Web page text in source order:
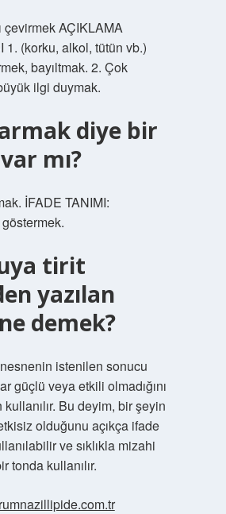
çevirmek AÇIKLAMA
1. (korku, alkol, tütün vb.)
bayıltmak. 2. Çok
ilgi duymak.
diye bir
mı?
İFADE TANIMI:
tirit
yazılan
demek?
istenilen sonucu
güçlü veya etkili olmadığını
Bu deyim, bir şeyin
olduğunu açıkça ifade
ve sıklıkla mizahi
tonda kullanılır.